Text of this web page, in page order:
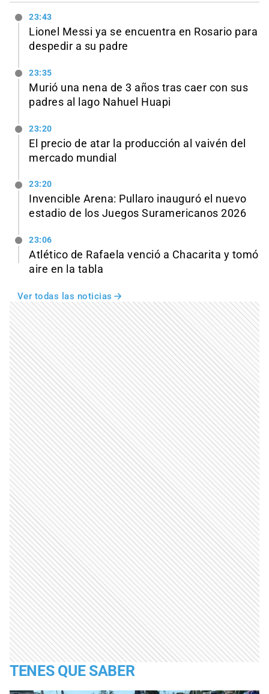
23:43
Lionel Messi ya se encuentra en Rosario para
despedir a su padre
23:35
Murió una nena de 3 años tras caer con sus
padres al lago Nahuel Huapi
23:20
El precio de atar la producción al vaivén del
mercado mundial
23:20
Invencible Arena: Pullaro inauguró el nuevo
estadio de los Juegos Suramericanos 2026
23:06
Atlético de Rafaela venció a Chacarita y tomó
aire en la tabla
Ver todas las noticias
TENES QUE SABER